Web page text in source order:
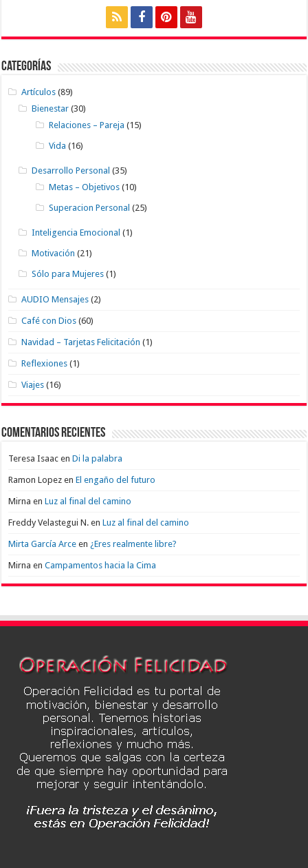
Categorías
Artículos (89)
Bienestar (30)
Relaciones – Pareja (15)
Vida (16)
Desarrollo Personal (35)
Metas – Objetivos (10)
Superacion Personal (25)
Inteligencia Emocional (1)
Motivación (21)
Sólo para Mujeres (1)
AUDIO Mensajes (2)
Café con Dios (60)
Navidad – Tarjetas Felicitación (1)
Reflexiones (1)
Viajes (16)
Comentarios recientes
Teresa Isaac enDi la palabra
Ramon Lopez enEl engaño del futuro
Mirna enLuz al final del camino
Freddy Velastegui N. enLuz al final del camino
Mirta García Arce en ¿Eres realmente libre?
Mirna enCampamentos hacia la Cima